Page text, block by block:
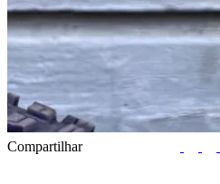
Compartilhar